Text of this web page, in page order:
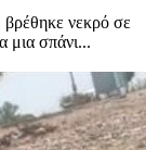
νεκρό σε
μια σπάνι...